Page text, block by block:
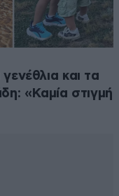
και τα
«Καμία στιγμή